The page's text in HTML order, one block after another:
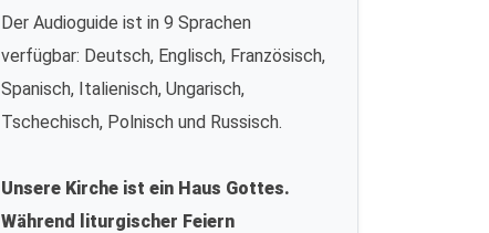
Der Audioguide ist in 9 Sprachen
verfügbar: Deutsch, Englisch, Französisch,
Spanisch, Italienisch, Ungarisch,
Tschechisch, Polnisch und Russisch.
Unsere Kirche ist ein Haus Gottes.
Während liturgischer Feiern